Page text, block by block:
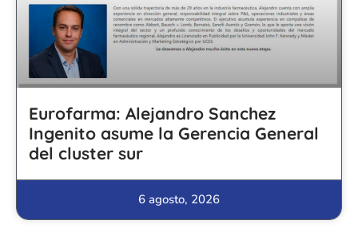
Eurofarma: Alejandro Sanchez
Ingenito asume la Gerencia General
del cluster sur
6 agosto, 2026